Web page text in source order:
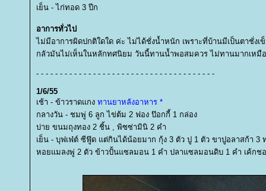
เย็น - ไก่ทอด 3 ปีก
อาการทั่วไป
ไม่มีอาการผิดปกติใดใด ค่ะ ไม่ได้ชั่งน้ำหนัก เพราะที่บ้านมีเป็นตาชั่งเ
กลัวมันไม่เห็นในหลักทศนิยม วันนี้ทานน้ำพอสมควร ไม่ทานมากเหมื
- - - - - - - - - - - - - - - - - - - - - - - - - - - - - - - - - - - - - -
1/6/55
เช้า - ข้าวราดแกง ทานยาหลังอาหาร *
กลางวัน - ชมพู่ 6 ลูก ไข่ต้ม 2 ฟอง ป๊อกกี้ 1 กล่อง
บ่าย ขนมถุงทอง 2 ชิ้น , พิซซ่ามินิ 2 คำ
เย็น - บุฟเฟ่ต์ ซีฟู๊ด แต่กินได้น้อยมาก กุ้ง 3 ตัว ปู 1 ตัว ขาปูอลาสก้า 3
หอยแมลงพู่ 2 ตัว ข้าวปั้นแซลมอน 1 คำ ปลาแซลมอนดิบ 1 คำ เค้กช